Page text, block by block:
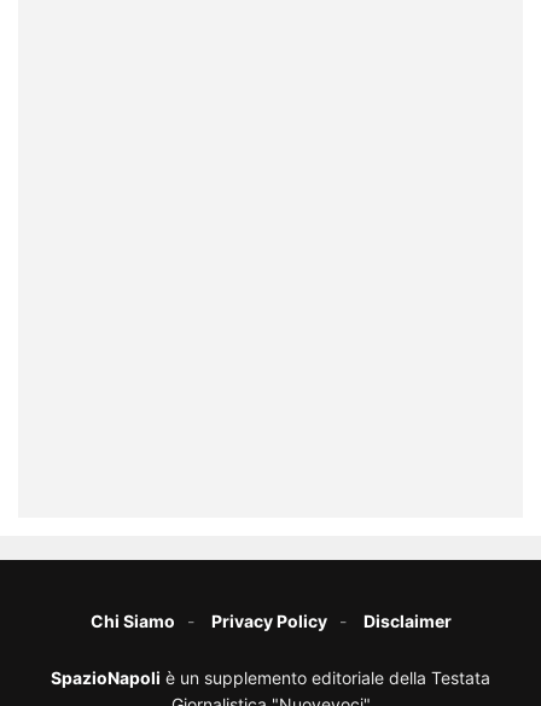
Chi Siamo Privacy Policy Disclaimer
SpazioNapoli è un supplemento editoriale della Testata